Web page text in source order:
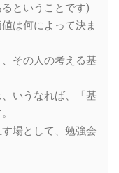
ということです)
は何によって決ま
その人の考える基
いうなれば、「基
場として、勉強会